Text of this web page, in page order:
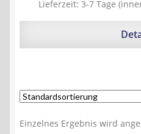
Lieferzeit: 3-7 Tage
Einzelnes Ergebnis wird